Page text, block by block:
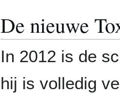
De nieuwe
In 2012 is de
hij is volledig